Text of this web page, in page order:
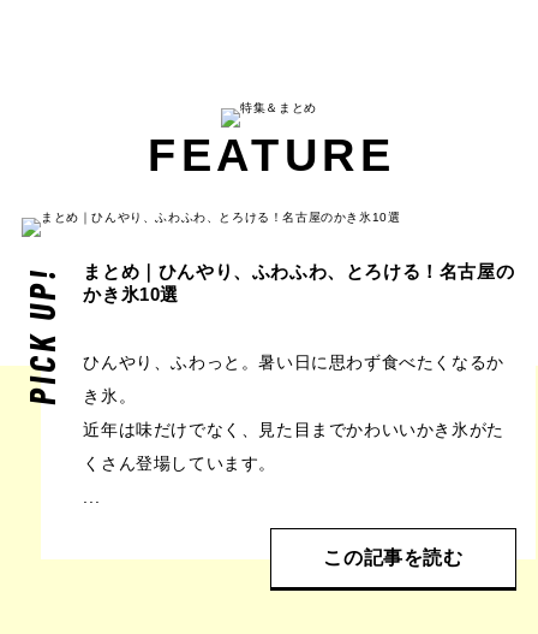
FEATURE
PICK UP!
まとめ｜ひんやり、ふわふわ、とろける！名古屋の
かき氷10選
ひんやり、ふわっと。暑い日に思わず食べたくなるか
き氷。
近年は味だけでなく、見た目までかわいいかき氷がた
くさん登場しています。
この記事を読む